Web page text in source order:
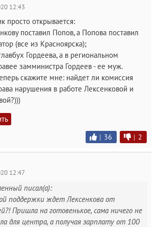
12:43
просто открывается:
поставил Попов, а Попова поставил
(все из Красноярска);
Гордеева, а в региональном
замминистра Гордеев - ее муж.
скажите мне: найдет ли комиссия
нарушения в работе Лексенковой и
| 36 | 2
12:47
писал(а):
поддержки ждет Лексенкова от
Пришла на готовенькое, сама ничего не
для центра, а получая зарплату от 100